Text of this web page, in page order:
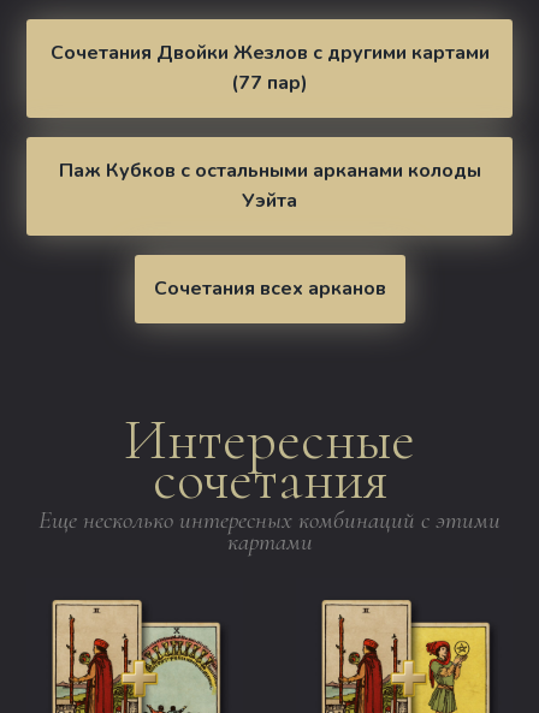
Сочетания Двойки Жезлов с другими картами
(77 пар)
Паж Кубков с остальными арканами колоды
Уэйта
Сочетания всех арканов
Интересные
сочетания
Еще несколько интересных комбинаций с этими
картами